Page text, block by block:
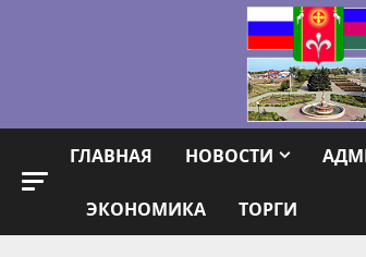
ГЛАВНАЯ НОВОСТИ
ЭКОНОМИКА ТОРГИ